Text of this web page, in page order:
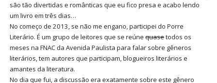
são tão divertidas e românticas que eu fico presa e acabo lendo
um livro em três dias…
No começo de 2013, se não me engano, participei do Porre
Literário. É um grupo de leitores que se reúne quasetodos os
meses na FNAC da Avenida Paulista para falar sobre gêneros
literários, tem autores que participam, blogueiros literários e
amantes da literatura.
No dia que fui, a discussão era exatamente sobre este gênero